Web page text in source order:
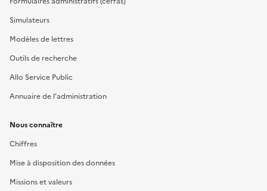
Simulateurs
Modèles de lettres
Outils de recherche
Allo Service Public
Annuaire de l'administration
Nous connaître
Chiffres
Mise à disposition des données
Missions et valeurs